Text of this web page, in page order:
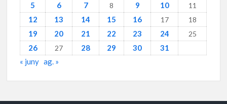
5 6 7 8 9 10 11
12 13 14 15 16 17 18
19 20 21 22 23 24 25
26 27 28 29 30
31
« juny ag. »